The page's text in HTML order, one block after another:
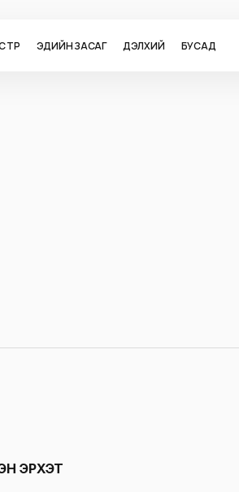
ТӨР ЭДИЙН ЗАСАГ ДЭЛХИЙ БУСАД
ЭРХЭТ